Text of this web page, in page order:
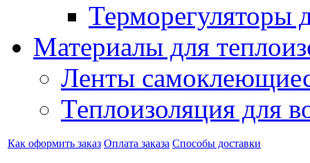
Терморегуляторы
Материалы для
Ленты
Теплоизоляция для
Как оформить заказ Оплата заказа Способы доставки